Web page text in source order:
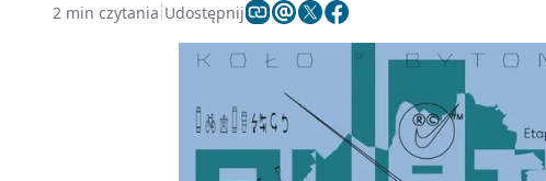
2 min czytania Udostępnij